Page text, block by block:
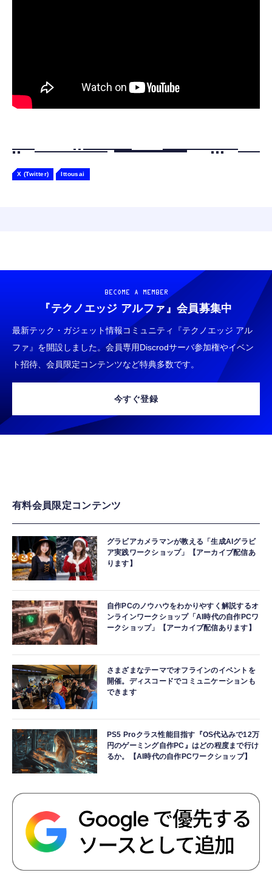
X (Twitter) Ittousai
BECOME A MEMBER
『テクノエッジ アルファ』 会員募集中
最新テック・ガジェット情報コミュニティ『テクノエッジ アル
ファ』を開設しました。会員専用Discrodサーバ参加権やイベン
ト招待、会員限定コンテンツなど特典多数です。
今すぐ登録
有料会員限定コンテンツ
グラビアカメラマンが教える「生成AIグラビ
ア実践ワークショップ」【アーカイブ配信あ
ります】
自作PCのノウハウをわかりやすく解説するオ
ンラインワークショップ「AI時代の自作PCワ
ークショップ」【アーカイブ配信あります】
さまざまなテーマでオフラインのイベントを
開催。ディスコードでコミュニケーションも
できます
PS5 Proクラス性能目指す『OS代込みで12万
円のゲーミング自作PC』はどの程度まで行け
るか。【AI時代の自作PCワークショップ】